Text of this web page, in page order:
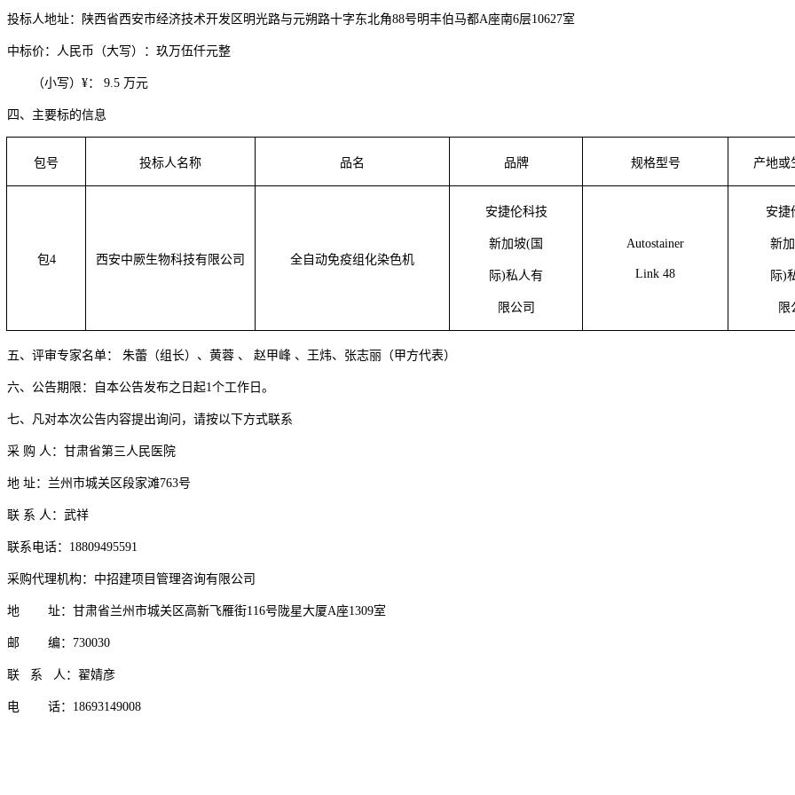
投标人地址： 陕西省西安市经济技术开发区明光路与元朔路十字东北角88号明丰伯马都A座南6层10627室
中标价： 人民币（大写）： 玖万伍仟元整
（小写） ¥： 9.5 万元
四、 主要标的信息
包号 投标人名称 品名 品牌 规格型号 产地或
包4 西安中厥生物科技有限公司 全自动免疫组化染色机
安捷伦科技
新加坡(国
际)私人有
限公司
Autostainer
Link 48
安捷
新
际)
限
五、 评审专家名单： 朱蕾（组长）、黄蓉 、 赵甲峰 、王炜、张志丽（甲方代表）
六、公告期限：自本公告发布之日起1个工作日。
七、凡对本次公告内容提出询问，请按以下方式联系
采 购 人：甘肃省第三人民医院
地址：兰州市城关区段家滩763号
联 系 人 ：武祥
联系电话： 18809495591
采购代理机构：中招建项目管理咨询有限公司
地 址： 甘肃省兰州市城关区高新飞雁街116号陇星大厦A座1309室
邮 编： 730030
联 系 人： 翟婧彦
电 话： 18693149008